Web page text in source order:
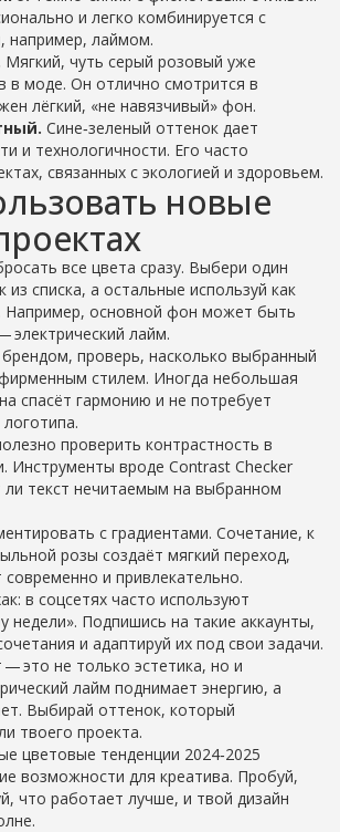
и легко комбинируется с
например, лаймом.
Мягкий, чуть серый розовый уже
в моде. Он отлично смотрится в
лёгкий, «не навязчивый» фон.
Сине‑зеленый оттенок дает
и технологичности. Его часто
связанных с экологией и здоровьем.
новые
все цвета сразу. Выбери один
из списка, а остальные используй как
основной фон может быть
электрический лайм.
проверь, насколько выбранный
стилем. Иногда небольшая
спасёт гармонию и не потребует
проверить контрастность в
Инструменты вроде Contrast Checker
ли текст нечитаемым на выбранном
с градиентами. Сочетание, к
розы создаёт мягкий переход,
и привлекательно.
в соцсетях часто используют
недели». Подпишись на такие аккаунты,
и адаптируй их под свои задачи.
это не только эстетика, но и
лайм поднимает энергию, а
Выбирай оттенок, который
твоего проекта.
цветовые тенденции 2024‑2025
возможности для креатива. Пробуй,
что работает лучше, и твой дизайн